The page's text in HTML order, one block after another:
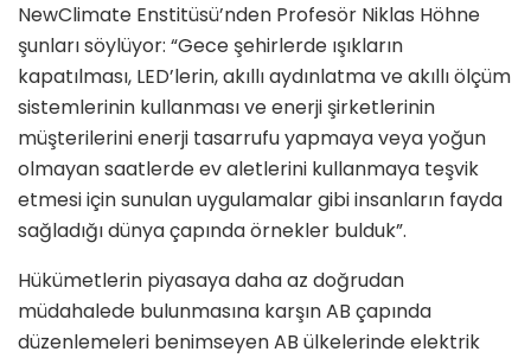
NewClimate Enstitüsü’nden Profesör Niklas Höhne
şunları söylüyor: “Gece şehirlerde ışıkların
kapatılması, LED’lerin, akıllı aydınlatma ve akıllı ölçüm
sistemlerinin kullanması ve enerji şirketlerinin
müşterilerini enerji tasarrufu yapmaya veya yoğun
olmayan saatlerde ev aletlerini kullanmaya teşvik
etmesi için sunulan uygulamalar gibi insanların fayda
sağladığı dünya çapında örnekler bulduk”.
Hükümetlerin piyasaya daha az doğrudan
müdahalede bulunmasına karşın AB çapında
düzenlemeleri benimseyen AB ülkelerinde elektrik